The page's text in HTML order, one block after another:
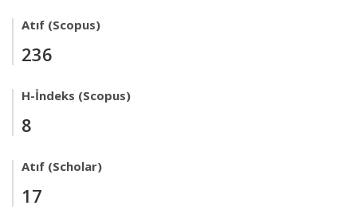
Atıf (Scopus)
236
H-İndeks (Scopus)
8
Atıf (Scholar)
17